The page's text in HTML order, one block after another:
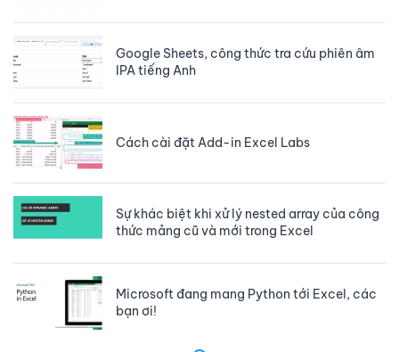
Google Sheets, công thức tra cứu phiên âm
IPA tiếng Anh
Cách cài đặt Add-in Excel Labs
Sự khác biệt khi xử lý nested array của công
thức mảng cũ và mới trong Excel
Microsoft đang mang Python tới Excel, các
bạn ơi!